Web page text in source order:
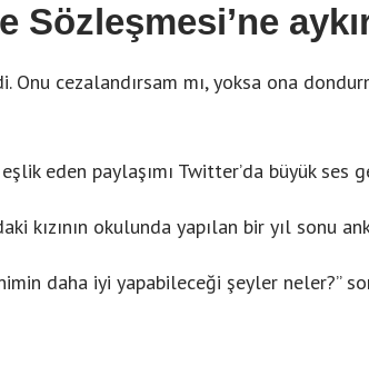
Onu cezalandırsam mı, yoksa ona
eden paylaşımı Twitter’da büyük ses
kızının okulunda yapılan bir yıl sonu
daha iyi yapabileceği şeyler neler?”